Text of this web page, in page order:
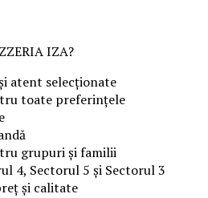
IZA?
atent selecționate
toate preferințele
grupuri și familii
4, Sectorul 5 și Sectorul 3
și calitate